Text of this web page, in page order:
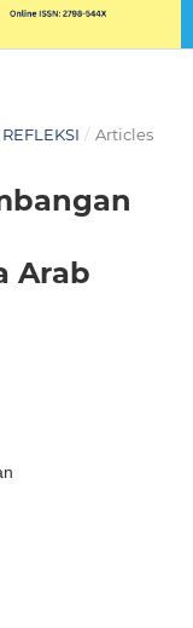
/ Articles
Arab